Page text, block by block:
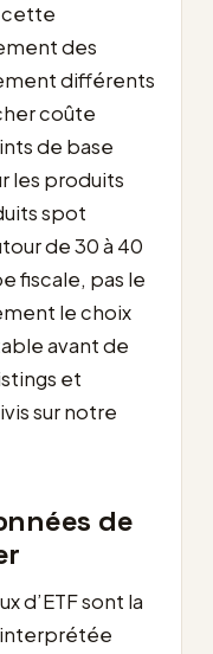
cette
des
différents
coûte
de base
les produits
spot
de 30 à 40
fiscale, pas le
le choix
avant de
et
sur notre
de
d’ETF sont la